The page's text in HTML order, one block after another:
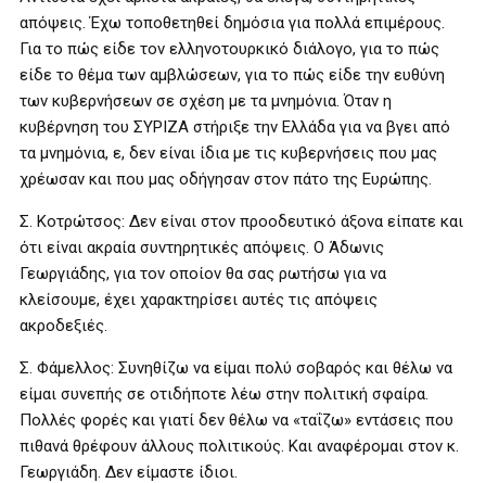
απόψεις. Έχω τοποθετηθεί δημόσια για πολλά επιμέρους.
Για το πώς είδε τον ελληνοτουρκικό διάλογο, για το πώς
είδε το θέμα των αμβλώσεων, για το πώς είδε την ευθύνη
των κυβερνήσεων σε σχέση με τα μνημόνια. Όταν η
κυβέρνηση του ΣΥΡΙΖΑ στήριξε την Ελλάδα για να βγει από
τα μνημόνια, ε, δεν είναι ίδια με τις κυβερνήσεις που μας
χρέωσαν και που μας οδήγησαν στον πάτο της Ευρώπης.
Σ. Κοτρώτσος: Δεν είναι στον προοδευτικό άξονα είπατε και
ότι είναι ακραία συντηρητικές απόψεις. Ο Άδωνις
Γεωργιάδης, για τον οποίον θα σας ρωτήσω για να
κλείσουμε, έχει χαρακτηρίσει αυτές τις απόψεις
ακροδεξιές.
Σ. Φάμελλος: Συνηθίζω να είμαι πολύ σοβαρός και θέλω να
είμαι συνεπής σε οτιδήποτε λέω στην πολιτική σφαίρα.
Πολλές φορές και γιατί δεν θέλω να «ταΐζω» εντάσεις που
πιθανά θρέφουν άλλους πολιτικούς. Και αναφέρομαι στον κ.
Γεωργιάδη. Δεν είμαστε ίδιοι.